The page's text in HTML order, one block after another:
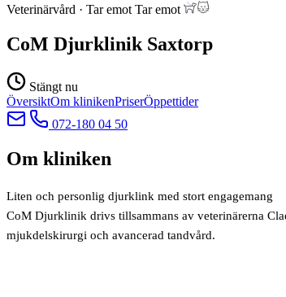
Veterinärvård · Tar emot Tar emot
CoM Djurklinik Saxtorp
Stängt nu
ÖversiktOm klinikenPriserÖppettider
072-180 04 50
Om kliniken
Liten och personlig djurklink med stort engagemang
CoM Djurklinik drivs tillsammans av veterinärerna
mjukdelskirurgi och avancerad tandvård.